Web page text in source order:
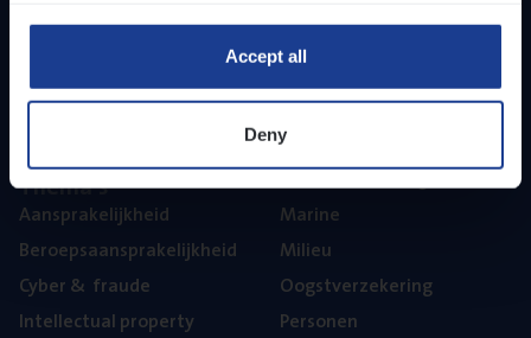
Accept all
Deny
Duur­zaam­heid
Diver­si­teit, gelijk­waar­dig­heid en inclusie
Part­ner­ships
The­ma’s
Aan­spra­ke­lijk­heid
Beroeps­aan­spra­ke­lijk­heid
Cyber& fraude
Intel­lec­tu­al property
Mari­ne
Mili­eu
Oogst­ver­ze­ke­ring
Per­so­nen